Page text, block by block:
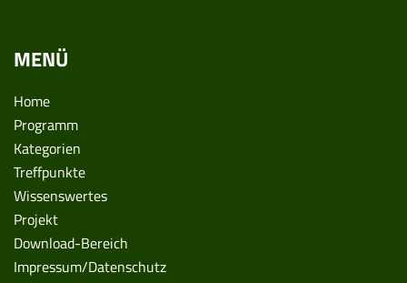
MENÜ
Home
Programm
Kategorien
Treffpunkte
Wissenswertes
Projekt
Download-Bereich
Impressum/Datenschutz